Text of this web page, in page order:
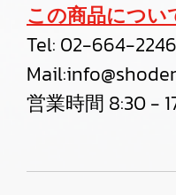
この商品につい
Tel: 02-664-2246
Mail:
営業時間 8:30 -